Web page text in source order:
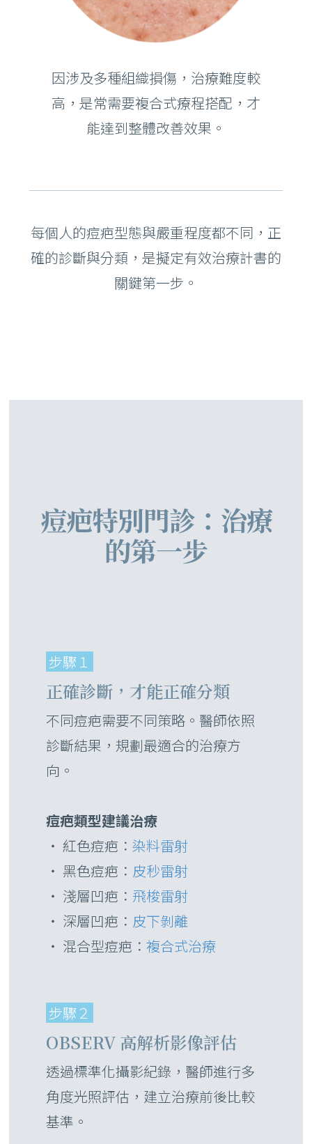
因涉及多種組織損傷，治療難度較
高，是常需要複合式療程搭配，才
能達到整體改善效果。
每個人的痘疤型態與嚴重程度都不同，正
確的診斷與分類，是擬定有效治療計書的
關鍵第一步。
痘疤特別門診：治療
的第一步
步驟１
正確診斷，才能正確分類
不同痘疤需要不同策略。醫師依照
診斷結果，規劃最適合的治療方
向。
痘疤類型建議治療
・ 紅色痘疤：染料雷射
・ 黑色痘疤： 皮秒雷射
・ 淺層凹疤： 飛梭雷射
・ 深層凹疤： 皮下剝離
・ 混合型痘疤：複合式治療
步驟２
OBSERV 高解析影像評估
透過標準化攝影紀錄，醫師進行多
角度光照評估，建立治療前後比較
基準。